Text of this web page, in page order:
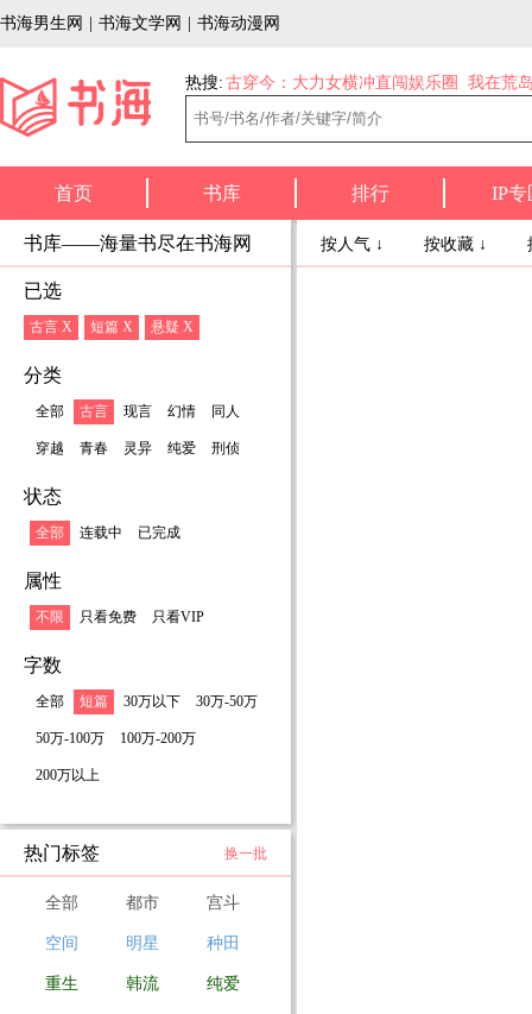
书海男生网 书海文学网 书海动漫网
热搜: 古穿今：大力女横冲直闯娱乐圈 我在荒
首页 书库 排行 IP专
书库——海量书尽在书海网
已选
古言 X 短篇 X 悬疑 X
分类
全部 古言 现言 幻情 同人
穿越 青春 灵异 纯爱 刑侦
状态
全部 连载中 已完成
属性
不限 只看免费 只看VIP
字数
全部 短篇 30万以下 30万-50万
50万-100万 100万-200万
200万以上
热门标签 换一批
全部 都市 宫斗
空间 明星 种田
重生 韩流 纯爱
按人气 ↓ 按收藏 ↓